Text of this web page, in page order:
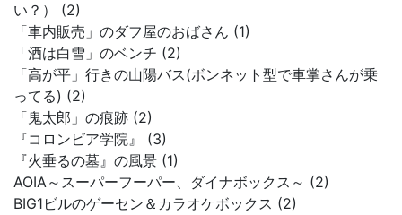
い？） (2)
「車内販売」のダフ屋のおばさん (1)
「酒は白雪」のベンチ (2)
「高が平」行きの山陽バス(ボンネット型で車掌さんが乗
ってる) (2)
「鬼太郎」の痕跡 (2)
『コロンビア学院』 (3)
『火垂るの墓』の風景 (1)
AOIA～スーパーフーパー、ダイナボックス～ (2)
BIG1ビルのゲーセン＆カラオケボックス (2)